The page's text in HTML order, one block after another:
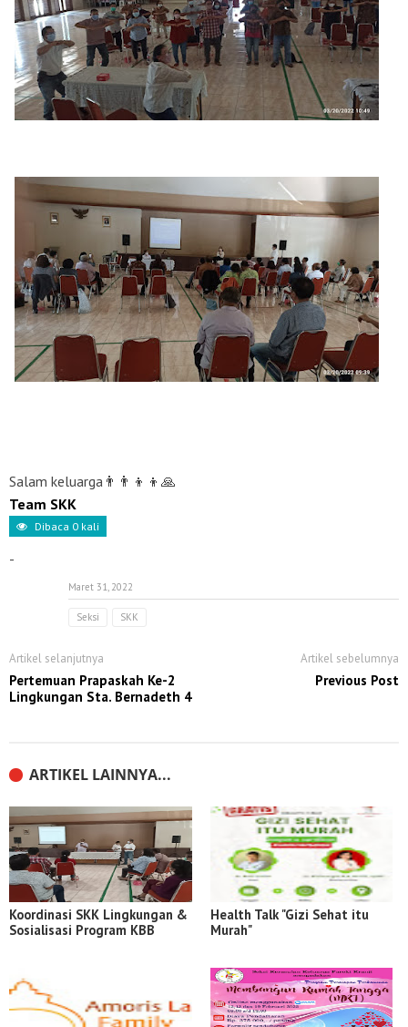
Salam keluarga👨‍👨‍👦‍👦🙏
Team SKK
Dibaca 0 kali
-
Maret 31, 2022
Seksi SKK
Artikel selanjutnya
Pertemuan Prapaskah Ke-2
Lingkungan Sta. Bernadeth 4
Artikel sebelumnya
Previous Post
ARTIKEL LAINNYA...
Koordinasi SKK Lingkungan &
Sosialisasi Program KBB
Health Talk "Gizi Sehat itu
Murah"